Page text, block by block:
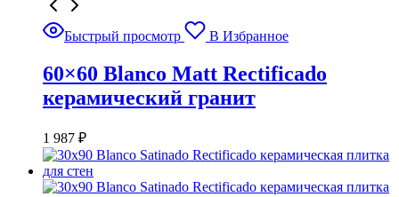
Быстрый просмотр В Избранное
60×60 Blanco Matt Rectificado
керамический гранит
1 987 ₽